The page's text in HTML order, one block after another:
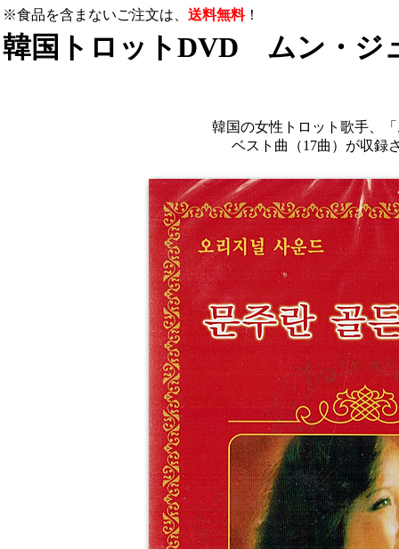
※食品を含まないご注文は、 送料無料！
韓国トロットDVD ムン・
韓国の女性トロット歌手、
ベスト曲（17曲）が収録